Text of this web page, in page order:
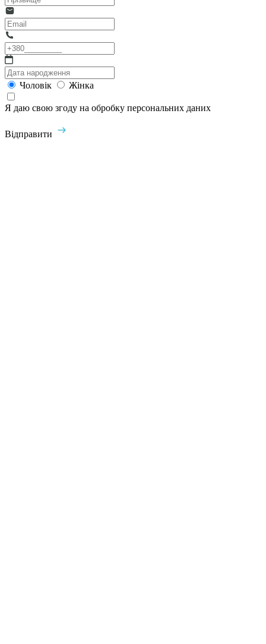
Чоловік Жінка
Я даю свою згоду на обробку персональних даних
Відправити